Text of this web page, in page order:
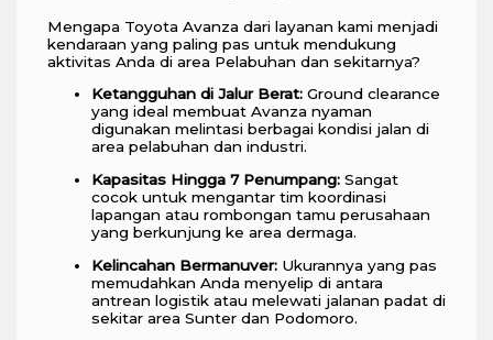
Mengapa Toyota Avanza dari layanan kami menjadi
kendaraan yang paling pas untuk mendukung
aktivitas Anda di area Pelabuhan dan sekitarnya?
Ketangguhan di Jalur Berat:Ground clearance
yang ideal membuat Avanza nyaman
digunakan melintasi berbagai kondisi jalan di
area pelabuhan dan industri.
Kapasitas Hingga 7 Penumpang:Sangat
cocok untuk mengantar tim koordinasi
lapangan atau rombongan tamu perusahaan
yang berkunjung ke area dermaga.
Kelincahan Bermanuver:Ukurannya yang pas
memudahkan Anda menyelip di antara
antrean logistik atau melewati jalanan padat di
sekitar area Sunter dan Podomoro.